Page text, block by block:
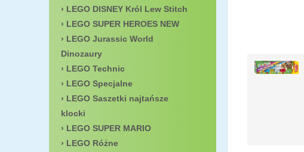
LEGO DISNEY Król Lew Stitch
LEGO SUPER HEROES NEW
LEGO Jurassic World
Dinozaury
LEGO Technic
LEGO Specjalne
LEGO Saszetki najtańsze
klocki
LEGO SUPER MARIO
LEGO Różne